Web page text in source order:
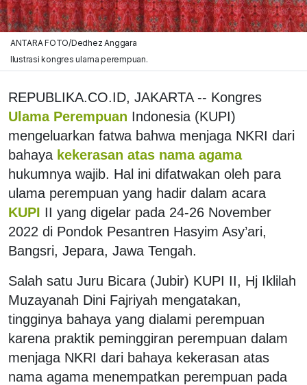
ANTARA FOTO/Dedhez Anggara
Ilustrasi kongres ulama perempuan.
REPUBLIKA.CO.ID, JAKARTA -- Kongres
Ulama Perempuan Indonesia (KUPI)
mengeluarkan fatwa bahwa menjaga NKRI dari
bahaya kekerasan atas nama agama
hukumnya wajib. Hal ini difatwakan oleh para
ulama perempuan yang hadir dalam acara
KUPI II yang digelar pada 24-26 November
2022 di Pondok Pesantren Hasyim Asy’ari,
Bangsri, Jepara, Jawa Tengah.
Salah satu Juru Bicara (Jubir) KUPI II, Hj Iklilah
Muzayanah Dini Fajriyah mengatakan,
tingginya bahaya yang dialami perempuan
karena praktik peminggiran perempuan dalam
menjaga NKRI dari bahaya kekerasan atas
nama agama menempatkan perempuan pada